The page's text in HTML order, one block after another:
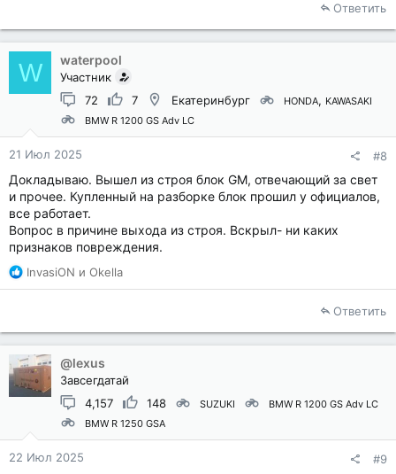
Ответить
W waterpool
Участник
72
7 Екатеринбург HONDA
KAWASAKI
BMW R 1200 GS Adv LC
21 Июл 2025 #8
Докладываю. Вышел из строя блок GM, отвечающий за свет
и прочее. Купленный на разборке блок прошил у официалов,
все работает.
Вопрос в причине выхода из строя. Вскрыл- ни каких
признаков повреждения.
Р
е
ц
и
и
:
InvasiON и Okella
Ответить
@lexus
Завсегдатай
4,157
148 SUZUKI
BMW R 1200 GS Adv LC
BMW R 1250 GSA
22 Июл 2025 #9